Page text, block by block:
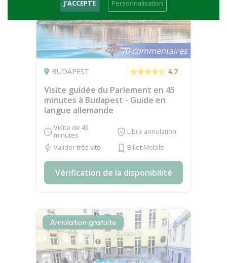
70 commentaires
BUDAPEST 4.7
Visite guidée du Parlement en 45
minutes à Budapest - Guide en
langue allemande
Visite de 45
minutes
Libre annulation
Valider très vite
Billet Mobile
Vérification de la disponibilité
Annulation gratuite
J'ACCEPTE Personnalisation